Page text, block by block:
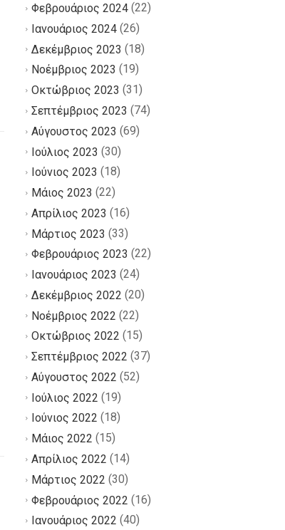
Φεβρουάριος 2024(22)
Ιανουάριος 2024(26)
Δεκέμβριος 2023 (18)
Νοέμβριος 2023 (19)
Οκτώβριος 2023 (31)
Σεπτέμβριος 2023 (74)
Αύγουστος 2023 (69)
Ιούλιος 2023 (30)
Ιούνιος 2023 (18)
Μάιος 2023 (22)
Απρίλιος 2023 (16)
Μάρτιος 2023 (33)
Φεβρουάριος 2023 (22)
Ιανουάριος 2023 (24)
Δεκέμβριος 2022 (20)
Νοέμβριος 2022 (22)
Οκτώβριος 2022 (15)
Σεπτέμβριος 2022 (37)
Αύγουστος 2022 (52)
Ιούλιος 2022 (19)
Ιούνιος 2022 (18)
Μάιος 2022 (15)
Απρίλιος 2022 (14)
Μάρτιος 2022 (30)
Φεβρουάριος 2022 (16)
Ιανουάριος 2022 (40)